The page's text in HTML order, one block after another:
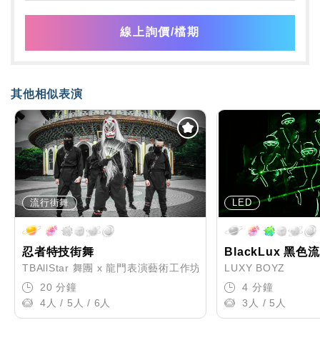
線上詢價/檔期
其他相似表演
流行街舞
忍者特技街舞
TBAllStar 舞團 x 龍門表演藝術工作坊
20 分鐘
4人 / 5人 / 6人
LED
BlackLux 黑色
LUXY BOYZ
4 分鐘
3人 / 5人